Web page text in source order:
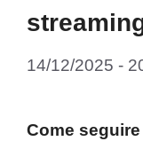
14/12/2025 -
Come